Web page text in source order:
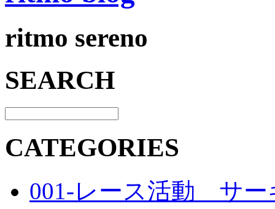
ritmo sereno
SEARCH
CATEGORIES
001-レース活動 サー